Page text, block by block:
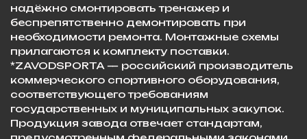
надёжно смонтировать тренажер и
беспрепятственно демонтировать при
необходимости ремонта. Монтажные схемы
прилагаются к комплекту поставки. ​
*ZAVODSPORTA — российский производитель
коммерческого спортивного оборудования,
соответствующего требованиям
государственных и муниципальных закупок.
Продукция завода отвечает стандартам,